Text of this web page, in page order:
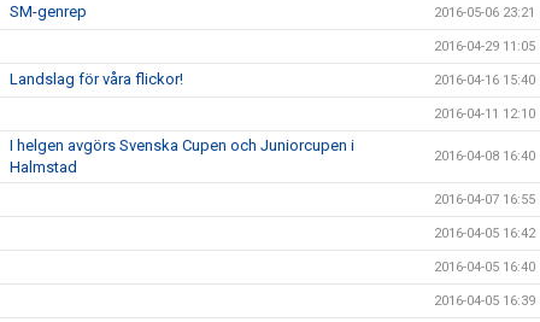
SM-genrep 2016-05-06 23:21
2016-04-29 11:05
Landslag för våra flickor! 2016-04-16 15:40
2016-04-11 12:10
I helgen avgörs Svenska Cupen och Juniorcupen i
Halmstad
2016-04-08 16:40
2016-04-07 16:55
2016-04-05 16:42
2016-04-05 16:40
2016-04-05 16:39